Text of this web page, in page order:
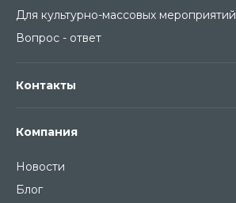
Компания
Новости
Блог
Для культурно-массовых мероприятий
Вопрос - ответ
Контакты